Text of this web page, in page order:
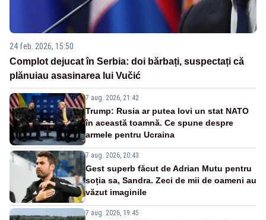
24 feb. 2026, 15:50
Complot dejucat în Serbia: doi bărbați, suspectați că
plănuiau asasinarea lui Vučić
7 aug. 2026, 21:42
Trump: Rusia ar putea lovi un stat NATO
în această toamnă. Ce spune despre
armele pentru Ucraina
7 aug. 2026, 20:43
Gest superb făcut de Adrian Mutu pentru
soția sa, Sandra. Zeci de mii de oameni au
văzut imaginile
7 aug. 2026, 19:45